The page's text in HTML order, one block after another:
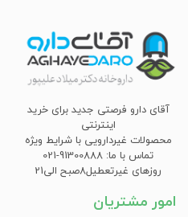
آقای دارو فرصتی جدید برای خرید
اینترنتی
محصولات غیردارویی با شرایط ویژه
تماس با ما: 91300888-021
روزهای غیرتعطیل8صبح الی21
امور مشتریان